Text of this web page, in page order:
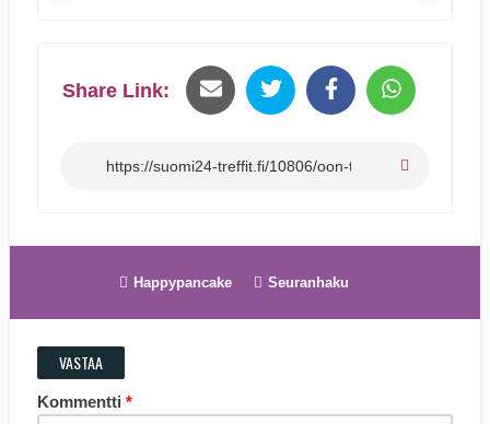
Share Link:
Happypancake Seuranhaku
VASTAA
Kommentti *